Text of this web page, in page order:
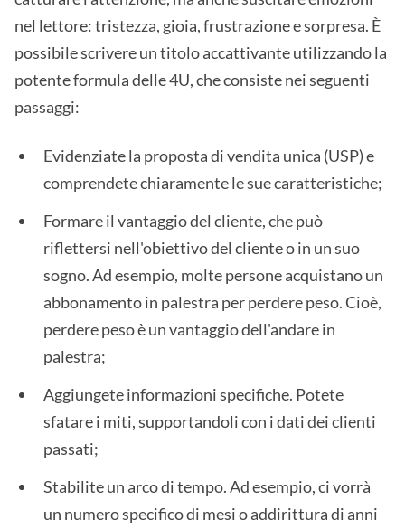
nel lettore: tristezza, gioia, frustrazione e sorpresa. È
possibile scrivere un titolo accattivante utilizzando la
potente formula delle 4U, che consiste nei seguenti
passaggi:
Evidenziate la proposta di vendita unica (USP) e
comprendete chiaramente le sue caratteristiche;
Formare il vantaggio del cliente, che può
riflettersi nell'obiettivo del cliente o in un suo
sogno. Ad esempio, molte persone acquistano un
abbonamento in palestra per perdere peso. Cioè,
perdere peso è un vantaggio dell'andare in
palestra;
Aggiungete informazioni specifiche. Potete
sfatare i miti, supportandoli con i dati dei clienti
passati;
Stabilite un arco di tempo. Ad esempio, ci vorrà
un numero specifico di mesi o addirittura di anni